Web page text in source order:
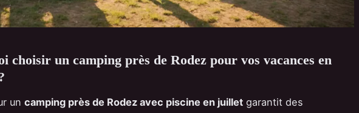
choisir un camping près de Rodez pour vos vacances en
un camping près de Rodez avec piscine en juillet garantit des